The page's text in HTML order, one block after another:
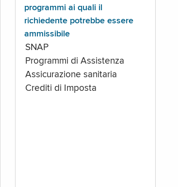
programmi ai quali il
richiedente potrebbe essere
ammissibile
SNAP
Programmi di Assistenza
Assicurazione sanitaria
Crediti di Imposta